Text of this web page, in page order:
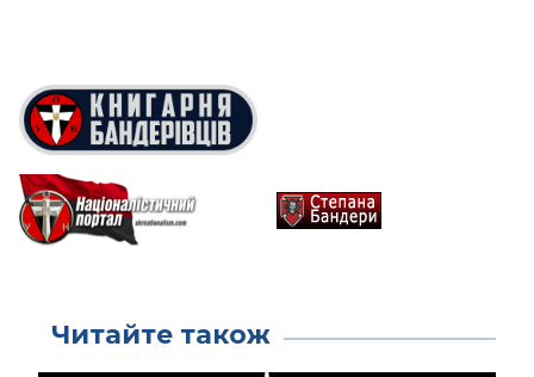
Читайте також